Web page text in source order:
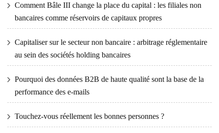
Comment Bâle III change la place du capital : les filiales non
bancaires comme réservoirs de capitaux propres
Capitaliser sur le secteur non bancaire : arbitrage réglementaire
au sein des sociétés holding bancaires
Pourquoi des données B2B de haute qualité sont la base de la
performance des e-mails
Touchez-vous réellement les bonnes personnes ?